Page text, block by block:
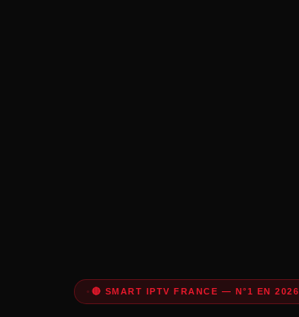
🔴 SMART IPTV FRANCE — N°1 EN 2026